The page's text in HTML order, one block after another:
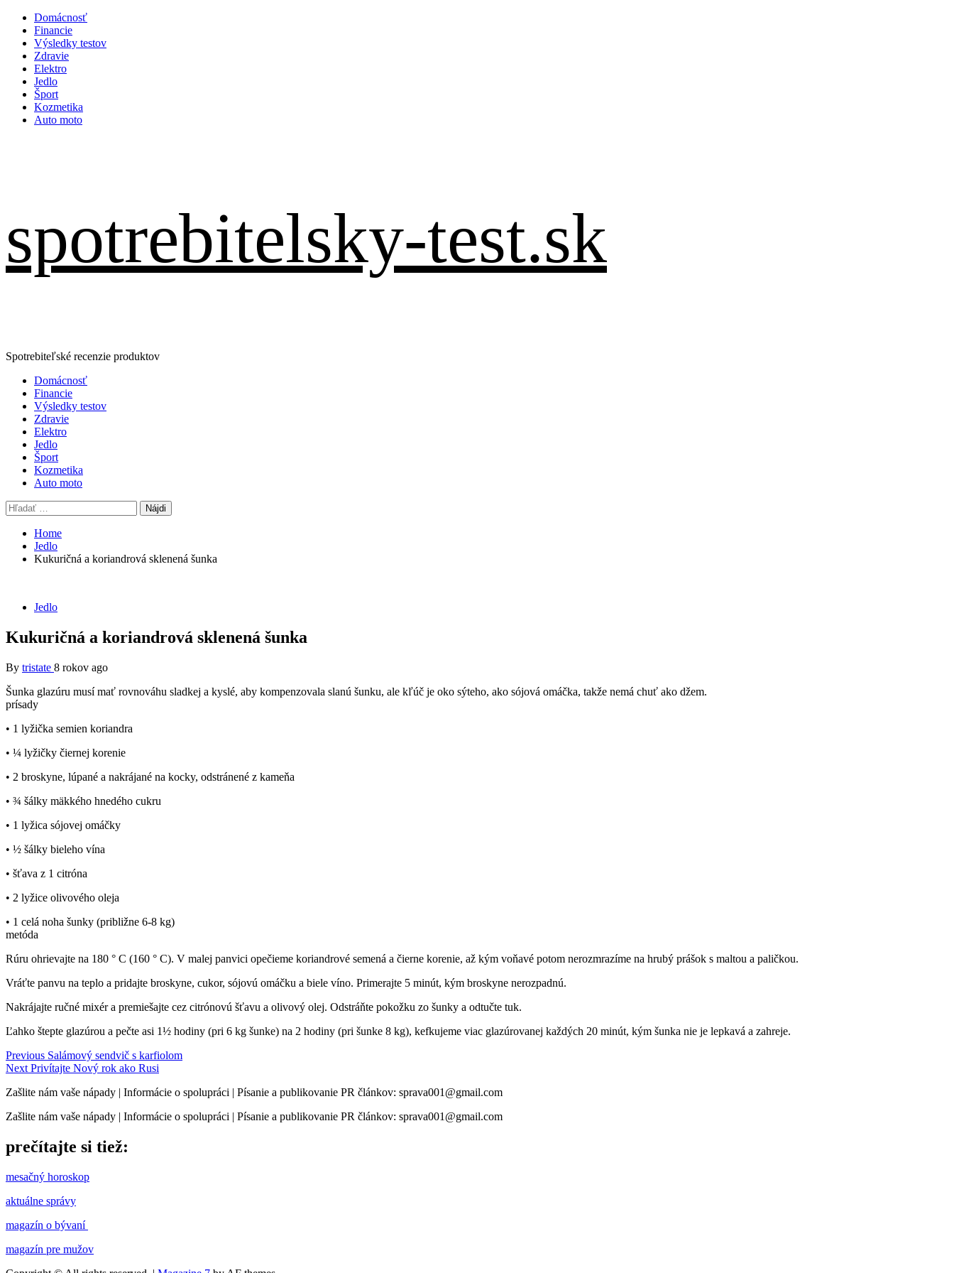
Skip
content
Domácnosť
Financie
Výsledky testov
Zdravie
Elektro
Jedlo
Šport
Kozmetika
Auto moto
spotrebitelsky-test.sk
Spotrebiteľské recenzie produktov
Primary
Menu
Domácnosť
Financie
Výsledky testov
Zdravie
Elektro
Jedlo
Šport
Kozmetika
Auto moto
Hľadať:
Home
Jedlo
Kukuričná a koriandrová sklenená šunka
Jedlo
Kukuričná a koriandrová sklenená šunka
By tristate 8 rokov ago
Šunka glazúru musí mať rovnováhu sladkej a kyslé, aby kompenzovala slanú šunku, ale kľúč je oko sýteho, ako sójová omáčka, takže nemá chuť ako džem.
prísady
• 1 lyžička semien koriandra
• ¼ lyžičky čiernej korenie
• 2 broskyne, lúpané a nakrájané na kocky, odstránené z kameňa
• ¾ šálky mäkkého hnedého cukru
• 1 lyžica sójovej omáčky
• ½ šálky bieleho vína
• šťava z 1 citróna
• 2 lyžice olivového oleja
• 1 celá noha šunky (približne 6-8 kg)
metóda
Rúru ohrievajte na 180 ° C (160 ° C). V malej panvici opečieme koriandrové semená a čierne korenie, až kým voňavé potom nerozmrazíme na hrubý prášok s maltou a paličkou.
Vráťte panvu na teplo a pridajte broskyne, cukor, sójovú omáčku a biele víno. Primerajte 5 minút, kým broskyne nerozpadnú.
Nakrájajte ručné mixér a premiešajte cez citrónovú šťavu a olivový olej. Odstráňte pokožku zo šunky a odtučte tuk.
Ľahko štepte glazúrou a pečte asi 1½ hodiny (pri 6 kg šunke) na 2 hodiny (pri šunke 8 kg), kefkujeme viac glazúrovanej každých 20 minút, kým šunka nie je lepkavá a zahreje.
Continue
Reading
Previous Salámový sendvič s karfiolom
Next Privítajte Nový rok ako Rusi
Zašlite nám vaše nápady | Informácie o spolupráci | Písanie a publikovanie PR článkov: sprava001@gmail.com
Zašlite nám vaše nápady | Informácie o spolupráci | Písanie a publikovanie PR článkov: sprava001@gmail.com
prečítajte si tiež:
mesačný horoskop
aktuálne správy
magazín o bývaní
magazín pre mužov